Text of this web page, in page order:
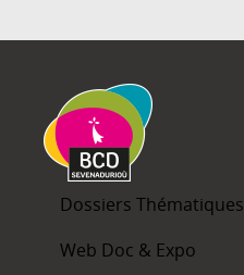
Dossiers Thématiques
Web Doc & Expo